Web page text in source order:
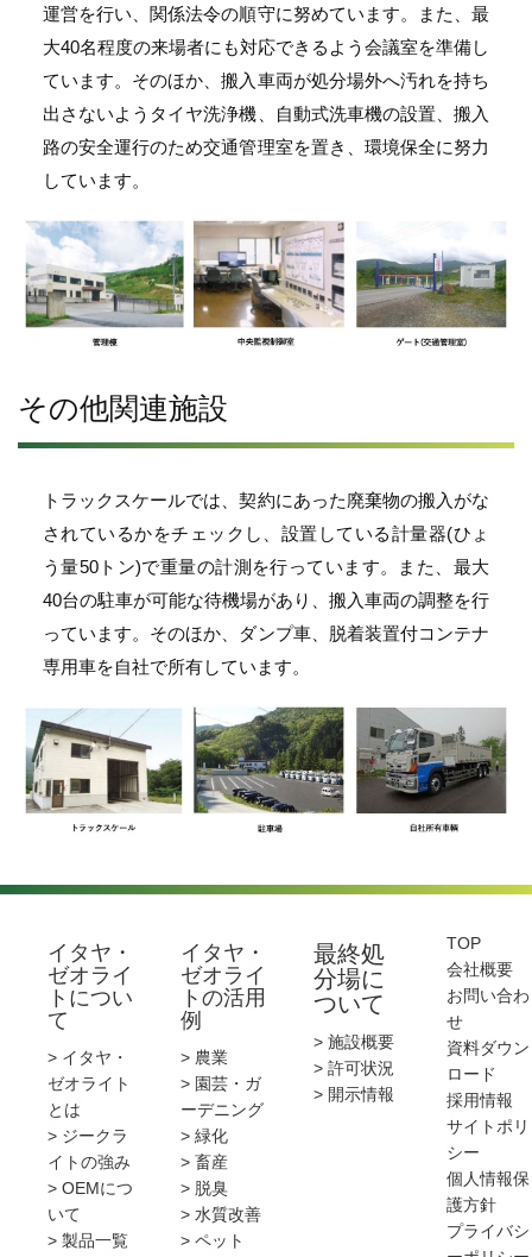
運営を行い、関係法令の順守に努めています。また、最
大40名程度の来場者にも対応できるよう会議室を準備し
ています。そのほか、搬入車両が処分場外へ汚れを持ち
出さないようタイヤ洗浄機、自動式洗車機の設置、搬入
路の安全運行のため交通管理室を置き、環境保全に努力
しています。
その他関連施設
トラックスケールでは、契約にあった廃棄物の搬入がな
されているかをチェックし、設置している計量器(ひょ
う量50トン)で重量の計測を行っています。また、最大
40台の駐車が可能な待機場があり、搬入車両の調整を行
っています。そのほか、ダンプ車、脱着装置付コンテナ
専用車を自社で所有しています。
イタヤ・
ゼオライ
トについ
て
> イタヤ・
ゼオライト
とは
> ジークラ
イトの強み
> OEMにつ
いて
> 製品一覧
イタヤ・
ゼオライ
トの活用
例
> 農業
> 園芸・ガ
ーデニング
> 緑化
> 畜産
> 脱臭
> 水質改善
> ペット
最終処
分場に
ついて
> 施設概要
> 許可状況
> 開示情報
TOP
会社概要
お問い合わ
せ
資料ダウン
ロード
採用情報
サイトポリ
シー
個人情報保
護方針
プライバシ